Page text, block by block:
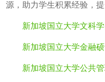
源，助力学生积累经验，
新加坡国立大学文科
新加坡国立大学金融
新加坡国立大学公共